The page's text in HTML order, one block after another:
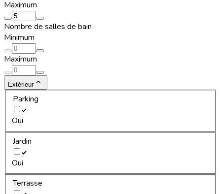
Maximum
Nombre de salles de bain
Minimum
Maximum
Extérieur
Parking
Oui
Jardin
Oui
Terrasse